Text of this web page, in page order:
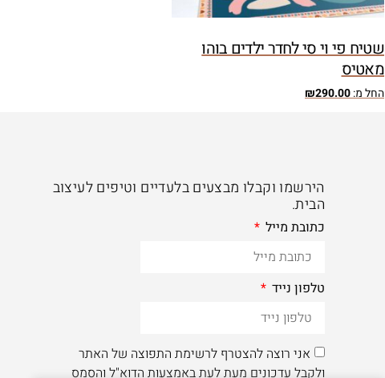
שטיח פי וי סי לחדר ילדים בוהו
מאטיס
החל מ: ₪290.00
הירשמו וקבלו מבצעים בלעדיים וטיפים לעיצוב
הבית.
כתובת מייל
טלפון נייד
אני רוצה להצטרף לרשימת התפוצה של האתר
ולקבל עדכונים מעת לעת באמצעות הדוא"ל והסמס